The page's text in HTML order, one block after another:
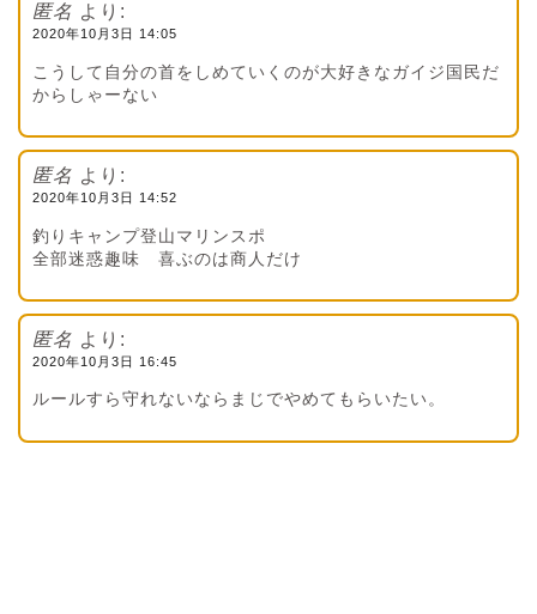
匿名 より:
2020年10月3日 14:05
こうして自分の首をしめていくのが大好きなガイジ国民だ
からしゃーない
匿名 より:
2020年10月3日 14:52
釣りキャンプ登山マリンスポ
全部迷惑趣味 喜ぶのは商人だけ
匿名 より:
2020年10月3日 16:45
ルールすら守れないならまじでやめてもらいたい。